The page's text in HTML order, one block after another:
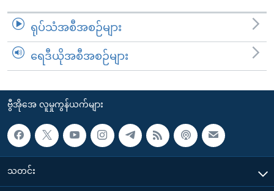
ရုပ်သံအစီအစဉ်များ
ရေဒီယိုအစီအစဉ်များ
ဗွီအိုအေ လူမှုကွန်ယက်များ
သတင်း